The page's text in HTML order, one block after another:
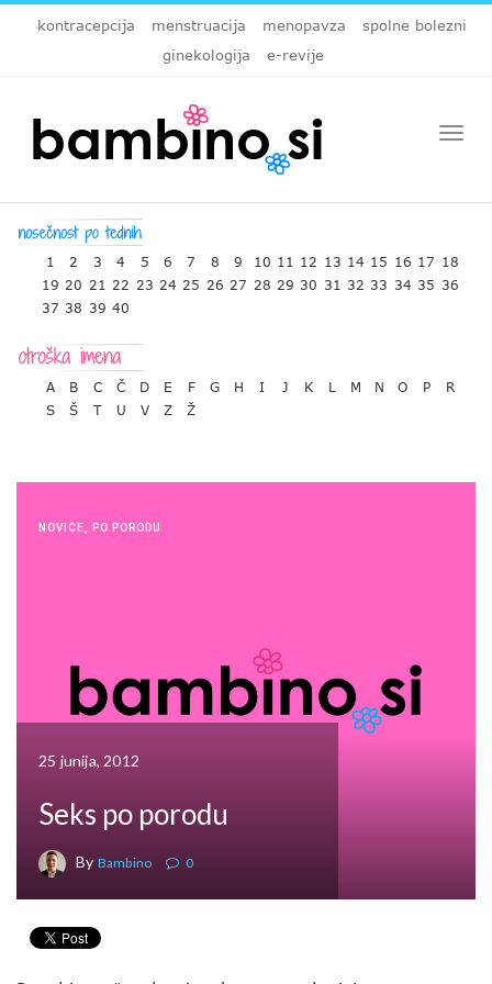
kontracepcija menstruacija menopavza
spolne bolezni
ginekologija
e-revije
1 2 3 4 5 6 7 8 9 10 11 12 13 14 15 16 17 18
19 20 21 22 23 24 25 26 27 28 29 30 31 32 33 34 35 36
37 38 39 40
A B C Č D E F G H I J K L M N O P
R
S
Š T U V Z Ž
NOVICE PO PORODU
25 junija, 2012
Seks po porodu
By Bambino 0